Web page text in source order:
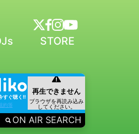
STORE
すぐ聴く!!
約等
ON AIR SEARCH